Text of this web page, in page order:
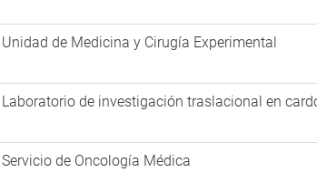
Unidad de Medicina y Cirugía Experimental
Laboratorio de investigación traslacional en
Servicio de Oncología Médica